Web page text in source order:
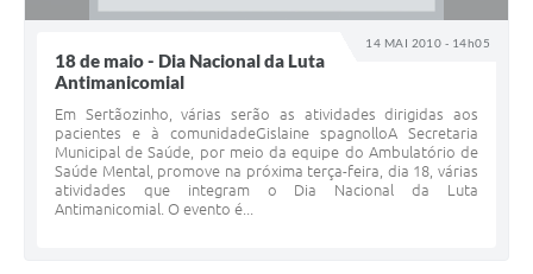
14 MAI 2010 - 14h05
18 de maio - Dia Nacional da Luta
Antimanicomial
Em Sertãozinho, várias serão as atividades dirigidas aos
pacientes e à comunidadeGislaine spagnolloA Secretaria
Municipal de Saúde, por meio da equipe do Ambulatório de
Saúde Mental, promove na próxima terça-feira, dia 18, várias
atividades que integram o Dia Nacional da Luta
Antimanicomial. O evento é...